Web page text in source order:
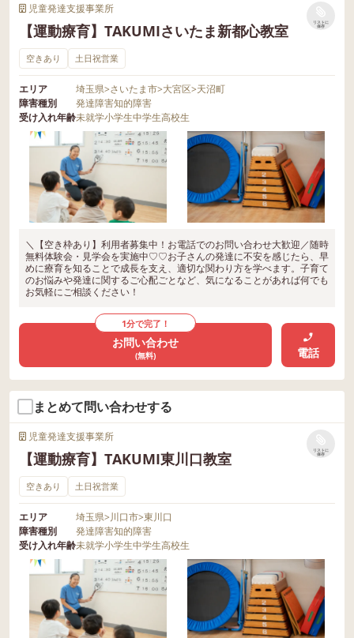
児童発達支援事業所
【運動療育】TAKUMIさいたま新都心教室
リストに
保存
空きあり 土日祝営業
エリア 埼玉県>さいたま市>大宮区>天沼町
障害種別
発達障害知的障害
受け入れ年齢未就学小学生中学生高校生
＼【空き枠あり】利用者募集中！お電話でのお問い合わせ大歓迎／随時
無料体験会・見学会を実施中♡♡お子さんの発達に不安を感じたら、早
めに療育を知ることで成長を支え、適切な関わり方を学べます。子育て
のお悩みや発達に関するご心配ごとなど、気になることがあれば何でも
お気軽にご相談ください！
1分で完了！
お問い合わせ
(無料) 電話
まとめて問い合わせする
児童発達支援事業所
【運動療育】TAKUMI東川口教室
リストに
保存
空きあり 土日祝営業
エリア 埼玉県>川口市>東川口
障害種別
発達障害知的障害
受け入れ年齢未就学小学生中学生高校生